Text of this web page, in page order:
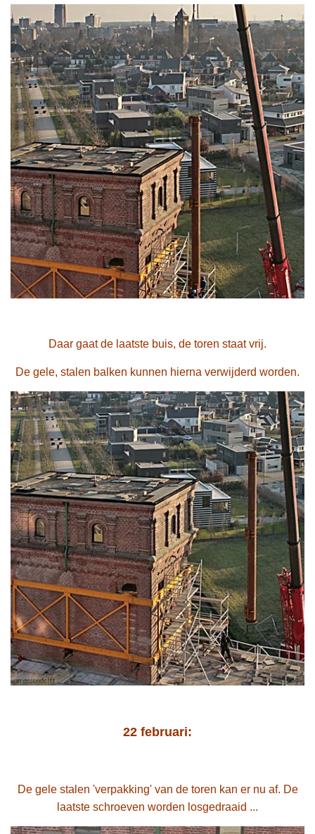
Daar gaat de laatste buis, de toren staat vrij.
De gele, stalen balken kunnen hierna verwijderd worden.
22 februari:
De gele stalen 'verpakking' van de toren kan er nu af. De
laatste schroeven worden losgedraaid ...